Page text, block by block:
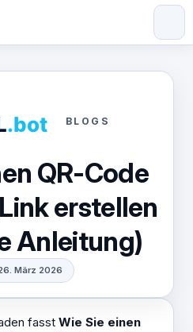
BLOGS
QR-Code
erstellen
Anleitung)
März 2026
fasst Wie Sie einen